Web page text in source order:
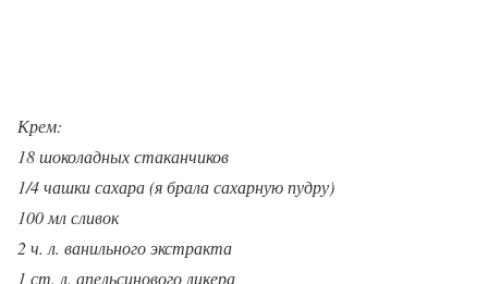
Крем:
18 шоколадных стаканчиков
1/4 чашки сахара (я брала сахарную пудру)
100 мл сливок
2 ч. л. ванильного экстракта
1 ст. л. апельсинового ликера